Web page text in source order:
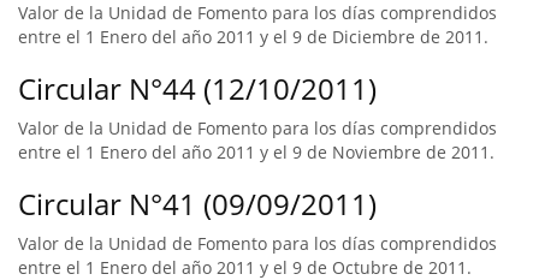
Valor de la Unidad de Fomento para los días comprendidos
entre el 1 Enero del año 2011 y el 9 de Diciembre de 2011.
Circular N°44 (12/10/2011)
Valor de la Unidad de Fomento para los días comprendidos
entre el 1 Enero del año 2011 y el 9 de Noviembre de 2011.
Circular N°41 (09/09/2011)
Valor de la Unidad de Fomento para los días comprendidos
entre el 1 Enero del año 2011 y el 9 de Octubre de 2011.